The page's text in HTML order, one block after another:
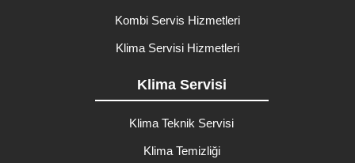
Kombi Servis Hizmetleri
Klima Servisi Hizmetleri
Klima Servisi
Klima Teknik Servisi
Klima Temizliği